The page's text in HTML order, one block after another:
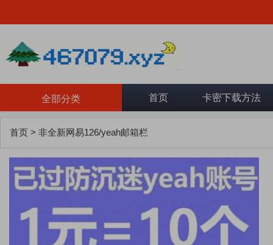
全部分类 首页 卡密下载方法
首页 > 非全新网易126/yeah邮箱栏